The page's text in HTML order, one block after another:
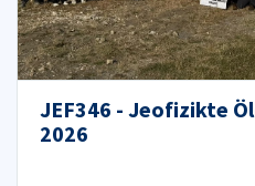
JEF346 - Jeofizikte
2026